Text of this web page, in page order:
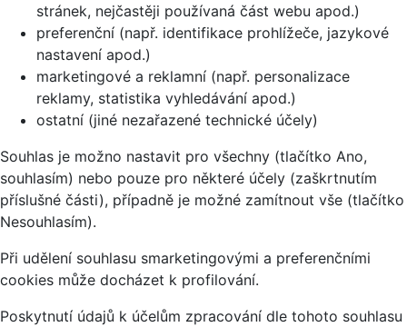
stránek, nejčastěji používaná část webu apod.)
preferenční (např. identifikace prohlížeče, jazykové
nastavení apod.)
marketingové a reklamní (např. personalizace
reklamy, statistika vyhledávání apod.)
ostatní (jiné nezařazené technické účely)
Souhlas je možno nastavit pro všechny (tlačítko Ano,
souhlasím) nebo pouze pro některé účely (zaškrtnutím
příslušné části), případně je možné zamítnout vše (tlačítko
Nesouhlasím).
Při udělení souhlasu smarketingovými a preferenčními
cookies může docházet k profilování.
Poskytnutí údajů k účelům zpracování dle tohoto souhlasu